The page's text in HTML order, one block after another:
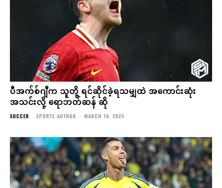
ပီအက်စ်ဂျီက သူတို့ ရင်ဆိုင်ခဲ့ရသမျှထဲ အကောင်းဆုံး
အသင်းလို့ ရောဘတ်ဆန် ဆို
SOCCER SPORTS AUTHOR - MARCH 10, 2025